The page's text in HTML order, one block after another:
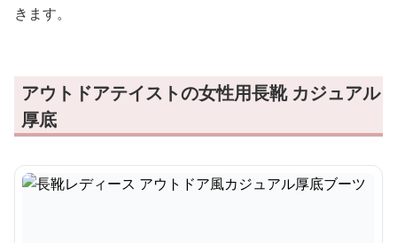
きます。
アウトドアテイストの女性用長靴 カジュアル
厚底